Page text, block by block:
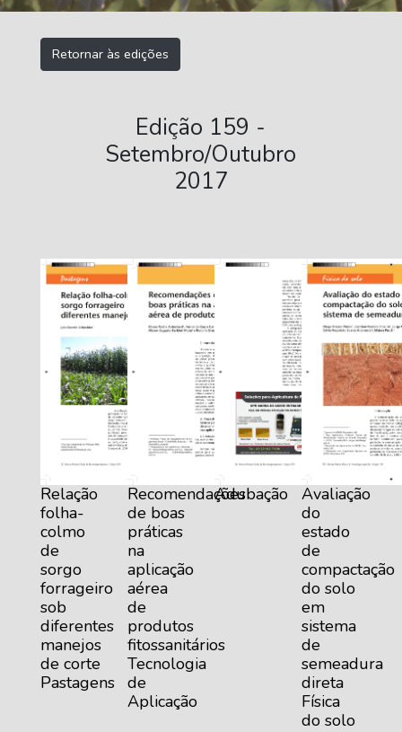
Retornar às edições
Edição 159 -
Setembro/Outubro
2017
Relação
folha-
colmo
de
sorgo
forrageiro
sob
diferentes
manejos
de corte
Pastagens
Recomendações
de boas
práticas
na
aplicação
aérea
de
produtos
fitossanitários
Tecnologia
de
Aplicação
Adubação
Avaliação
do
estado
de
compactação
do solo
em
sistema
de
semeadura
direta
Física
do solo